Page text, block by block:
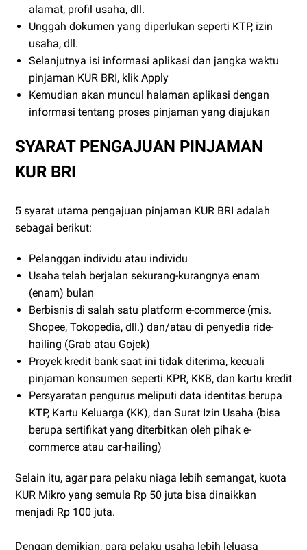
alamat, profil usaha, dll.
Unggah dokumen yang diperlukan seperti KTP, izin
usaha, dll.
Selanjutnya isi informasi aplikasi dan jangka waktu
pinjaman KUR BRI, klik Apply
Kemudian akan muncul halaman aplikasi dengan
informasi tentang proses pinjaman yang diajukan
SYARAT PENGAJUAN PINJAMAN
KUR BRI
5 syarat utama pengajuan pinjaman KUR BRI adalah
sebagai berikut:
Pelanggan individu atau individu
Usaha telah berjalan sekurang-kurangnya enam
(enam) bulan
Berbisnis di salah satu platform e-commerce (mis.
Shopee, Tokopedia, dll.) dan/atau di penyedia ride-
hailing (Grab atau Gojek)
Proyek kredit bank saat ini tidak diterima, kecuali
pinjaman konsumen seperti KPR, KKB, dan kartu kredit
Persyaratan pengurus meliputi data identitas berupa
KTP, Kartu Keluarga (KK), dan Surat Izin Usaha (bisa
berupa sertifikat yang diterbitkan oleh pihak e-
commerce atau car-hailing)
Selain itu, agar para pelaku niaga lebih semangat, kuota
KUR Mikro yang semula Rp 50 juta bisa dinaikkan
menjadi Rp 100 juta.
Dengan demikian, para pelaku usaha lebih leluasa